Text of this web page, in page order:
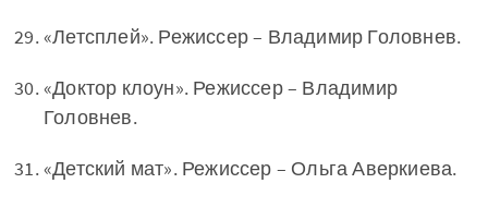
«Летсплей». Режиссер – Владимир Головнев.
«Доктор клоун». Режиссер – Владимир
Головнев.
«Детский мат». Режиссер – Ольга Аверкиева.